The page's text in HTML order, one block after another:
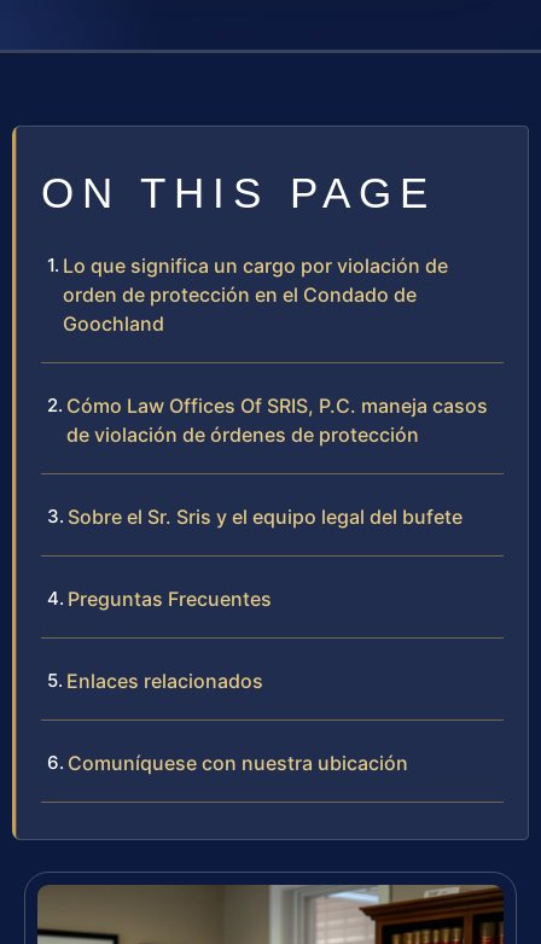
ON THIS PAGE
Lo que significa un cargo por violación de
orden de protección en el Condado de
Goochland
Cómo Law Offices Of SRIS, P.C. maneja casos
de violación de órdenes de protección
Sobre el Sr. Sris y el equipo legal del bufete
Preguntas Frecuentes
Enlaces relacionados
Comuníquese con nuestra ubicación